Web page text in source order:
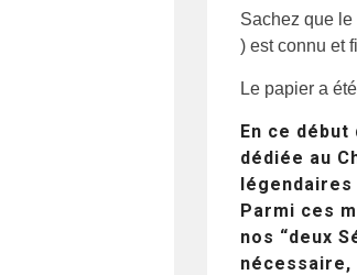
Sachez que le
) est connu et
Le papier a
En ce
dédiée au
Parmi ces
nos “deux
nécessaire,